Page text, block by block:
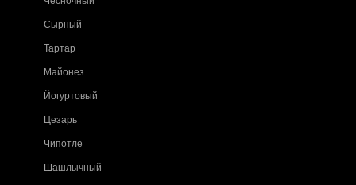
Сырный
Тартар
Майонез
Йогуртовый
Цезарь
Чипотле
Шашлычный